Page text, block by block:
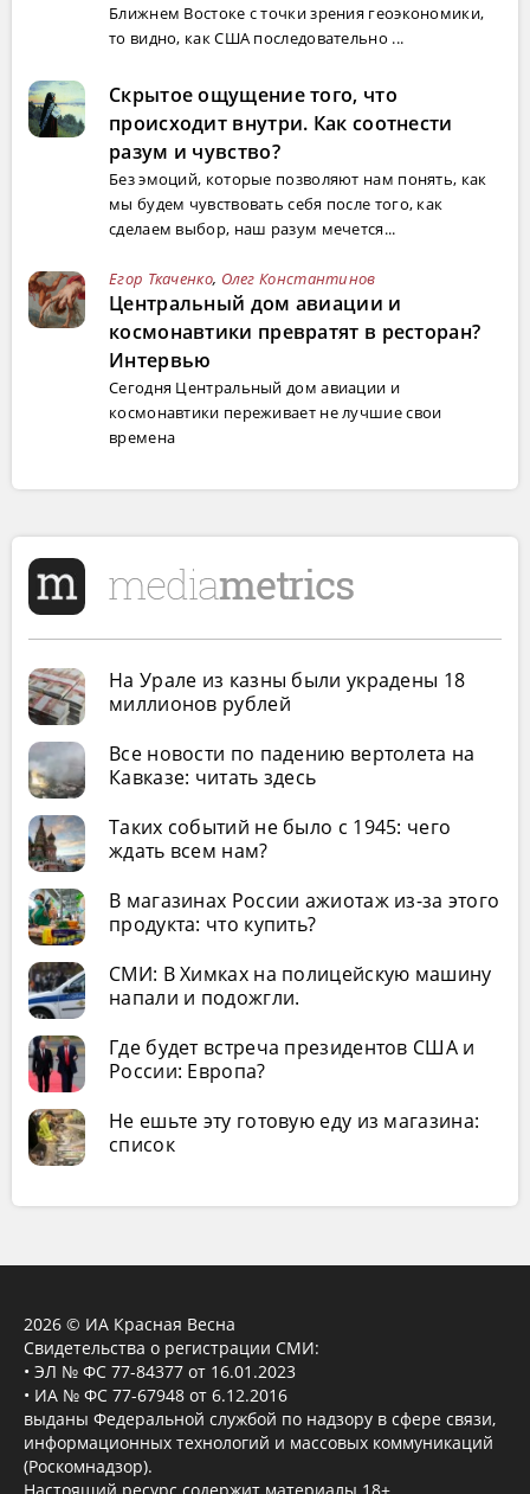
Ближнем Востоке с точки зрения геоэкономики,
то видно, как США последовательно ...
Скрытое ощущение того, что
происходит внутри. Как соотнести
разум и чувство?
Без эмоций, которые позволяют нам понять, как
мы будем чувствовать себя после того, как
сделаем выбор, наш разум мечется...
Егор Ткаченко, Олег Константинов
Центральный дом авиации и
космонавтики превратят в ресторан?
Интервью
Сегодня Центральный дом авиации и
космонавтики переживает не лучшие свои
времена
На Урале из казны были украдены 18
миллионов рублей
Все новости по падению вертолета на
Кавказе: читать здесь
Таких событий не было с 1945: чего
ждать всем нам?
В магазинах России ажиотаж из-за этого
продукта: что купить?
СМИ: В Химках на полицейскую машину
напали и подожгли.
Где будет встреча президентов США и
России: Европа?
Не ешьте эту готовую еду из магазина:
список
2026 © ИА Красная Весна
Свидетельства о регистрации СМИ:
• ЭЛ № ФС 77-84377 от 16.01.2023
• ИА № ФС 77-67948 от 6.12.2016
выданы Федеральной службой по надзору в сфере связи,
информационных технологий и массовых коммуникаций
(Роскомнадзор).